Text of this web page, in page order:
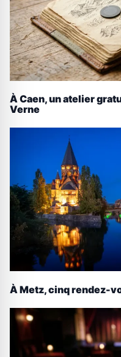
À Caen, un atelier
Verne
À Metz, cinq rendez-